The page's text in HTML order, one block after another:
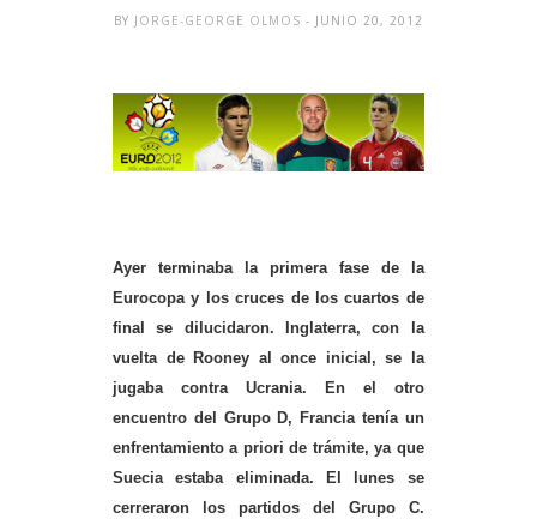
BY JORGE-GEORGE OLMOS - JUNIO 20, 2012
Ayer terminaba la primera fase de la
Eurocopa y los cruces de los cuartos de
final se dilucidaron. Inglaterra, con la
vuelta de Rooney al once inicial, se la
jugaba contra Ucrania. En el otro
encuentro del Grupo D, Francia tenía un
enfrentamiento a priori de trámite, ya que
Suecia estaba eliminada. El lunes se
cerreraron los partidos del Grupo C.